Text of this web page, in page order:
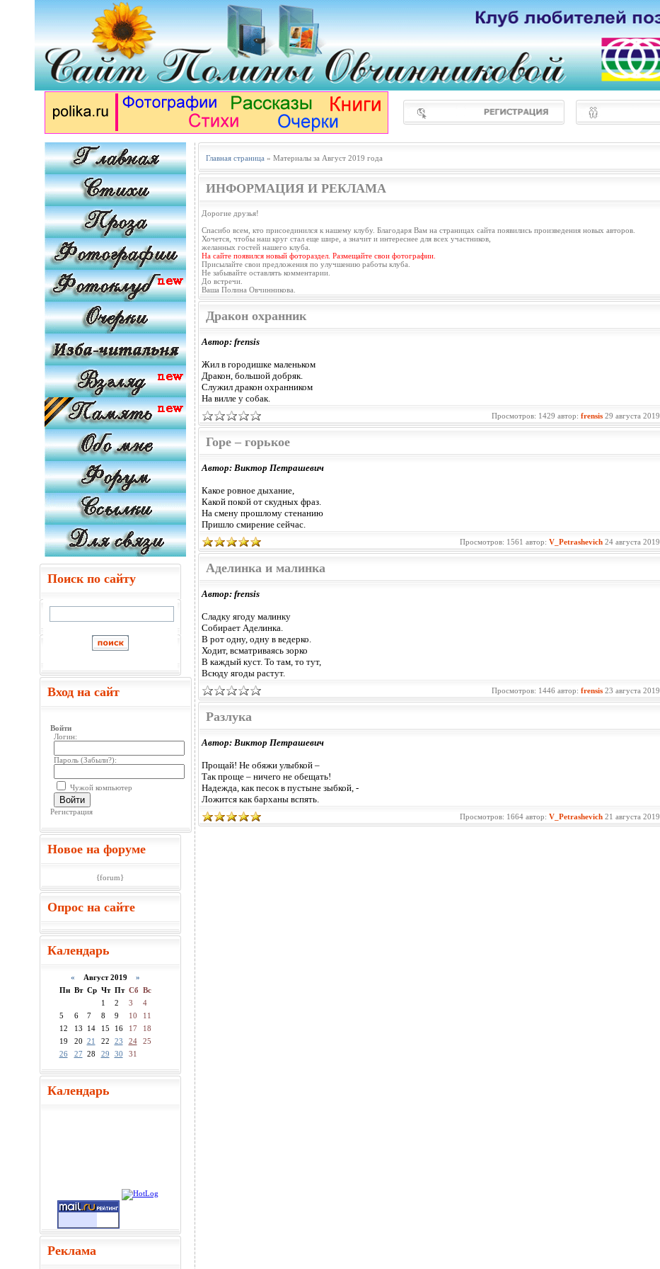
Поиск по сайту
Вход на сайт
Войти
Логин:
Пароль (Забыли?):
Чужой компьютер
Войти
Регистрация
Новое на форуме
{forum}
Опрос на сайте
Календарь
« Август 2019 »
Пн Вт Ср Чт Пт Сб Вс
1
2 3
4
5
6 7 8 9 10
11
12
13 14 15 16 17
18
19
20 21 22 23 24
25
26
27 28 29 30 31
Календарь
Реклама
Главная страница » Материалы за Август 2019 года
ИНФОРМАЦИЯ И РЕКЛАМА
Дорогие друзья!
Спасибо всем, кто присоединился к нашему клубу. Благодаря Вам на страницах сайта появились произведения новых авторов.
Хочется, чтобы наш круг стал еще шире, а значит и интереснее для всех участников,
желанных гостей нашего клуба.
На сайте появился новый фотораздел. Размещайте свои фотографии.
Присылайте свои предложения по улучшению работы клуба.
Не забывайте оставлять комментарии.
До встречи.
Ваша Полина Овчинникова.
Дракон охранник
Автор: frensis
Жил в городишке маленьком
Дракон, большой добряк.
Служил дракон охранником
На вилле у собак.
Просмотров: 1429 автор: frensis29 августа 2019
Горе – горькое
Автор: Виктор Петрашевич
Какое ровное дыхание,
Какой покой от скудных фраз.
На смену прошлому стенанию
Пришло смирение сейчас.
Просмотров: 1561 автор: V_Petrashevich24 августа 2019
Аделинка и малинка
Автор: frensis
Сладку ягоду малинку
Собирает Аделинка.
В рот одну, одну в ведерко.
Ходит, всматриваясь зорко
В каждый куст. То там, то тут,
Всюду ягоды растут.
Просмотров: 1446 автор: frensis23 августа 2019
Разлука
Автор: Виктор Петрашевич
Прощай! Не обяжи улыбкой –
Так проще – ничего не обещать!
Надежда, как песок в пустыне зыбкой, -
Ложится как барханы вспять.
Просмотров: 1664 автор: V_Petrashevich21 августа 2019